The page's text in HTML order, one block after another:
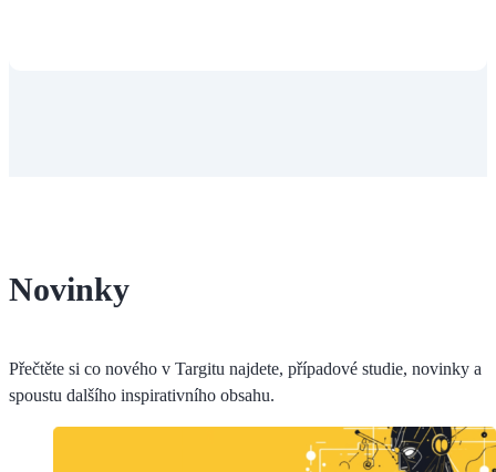
Novinky
Přečtěte si co nového v Targitu najdete, případové studie, novinky a
spoustu dalšího inspirativního obsahu.